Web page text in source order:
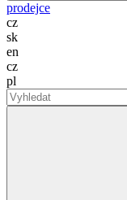
prodejce
cz
sk
en
cz
pl